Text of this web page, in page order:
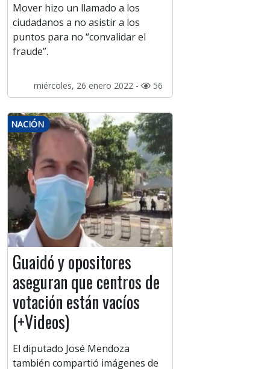
Mover hizo un llamado a los
ciudadanos a no asistir a los
puntos para no “convalidar el
fraude”.
miércoles, 26 enero 2022 - 56
NACIÓN
Guaidó y opositores
aseguran que centros de
votación están vacíos
(+Videos)
El diputado José Mendoza
también compartió imágenes de